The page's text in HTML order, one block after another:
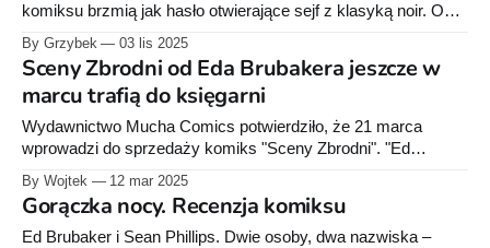
swoich utworach
komiksu brzmią jak hasło otwierające sejf z klasyką noir. Od
lat dostarczają nam sensacyjne opowieści o złamanych
duszach, o moralności, która gubi się gdzieś po drodze, i o
miastach, w których każdy cień coś ukrywa. Wydawnictwo
Mucha Comics tym razem zaprezentowało
By Grzybek 03 lis 2025
Sceny Zbrodni od Eda Brubakera jeszcze w
marcu trafią do księgarni
Wydawnictwo Mucha Comics potwierdziło, że 21 marca
wprowadzi do sprzedaży komiks "Sceny Zbrodni". "Ed
Brubaker opowie o kolejnych morderstwach, tajemnicach,
bardzo złych decyzjach i niezręcznych dramatach
rodzinnych!" - pisze wydawca. Opis: Prywatny detektyw Jack
Herriman widział już wiele trupów. To zresztą u Herrimanów
By Wojtek 12 mar 2025
Gorączka nocy. Recenzja komiksu
Ed Brubaker i Sean Phillips. Dwie osoby, dwa nazwiska –